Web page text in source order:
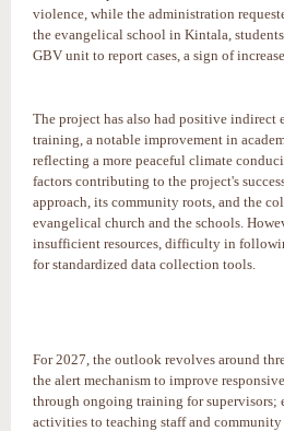
violence, while the administration
the evangelical school in Kintala,
GBV unit to report cases, a sign of
The project has also had positive indirect
training, a notable improvement in
reflecting a more peaceful climate
factors contributing to the project's
approach, its community roots, and the
evangelical church and the schools.
insufficient resources, difficulty in
for standardized data collection tools.
For 2027, the outlook revolves around
the alert mechanism to improve
through ongoing training for supervisors;
activities to teaching staff and community